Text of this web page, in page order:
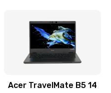
Acer TravelMate B5 14